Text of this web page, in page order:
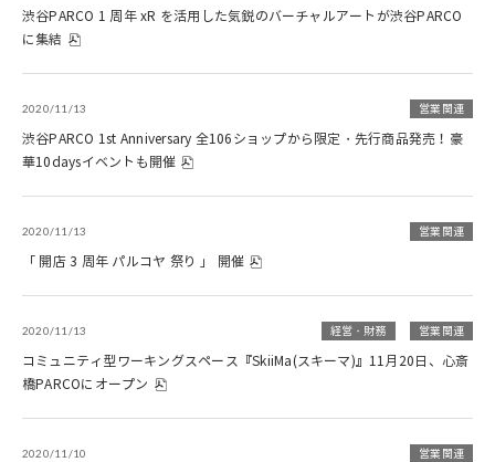
渋谷PARCO 1 周年 xR を活用した気鋭のバーチャルアートが渋谷PARCO
に集結
2020/11/13 営業関連
渋谷PARCO 1st Anniversary 全106ショップから限定・先行商品発売！豪
華10daysイベントも開催
2020/11/13 営業関連
「 開店 3 周年 パルコヤ 祭り 」 開催
2020/11/13 経営・財務 営業関連
コミュニティ型ワーキングスペース『SkiiMa(スキーマ)』11月20日、心斎
橋PARCOにオープン
2020/11/10 営業関連